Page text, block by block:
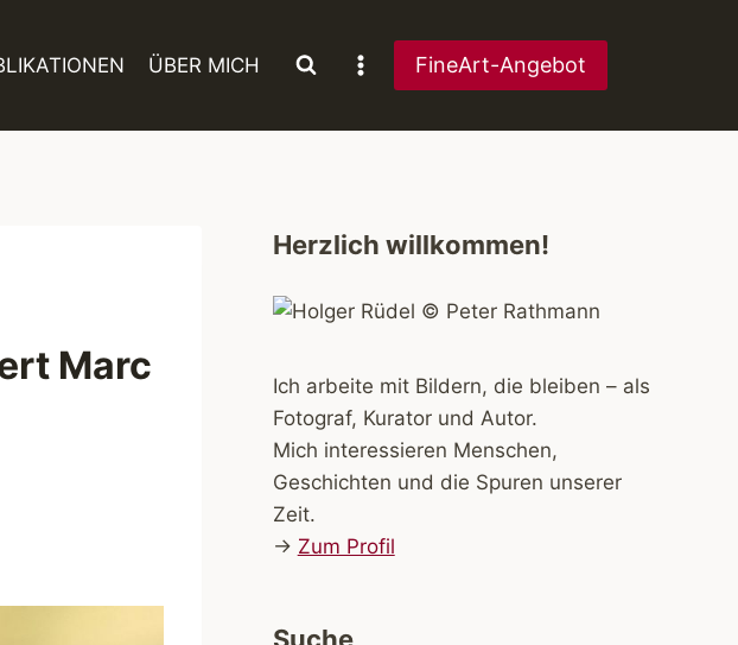
ÜBER MICH FineArt-Angebot
Marc
Herzlich willkommen!
Ich arbeite mit Bildern, die bleiben – als
Fotograf, Kurator und Autor.
Mich interessieren Menschen,
Geschichten und die Spuren unserer
Zeit.
→ Zum Profil
Suche